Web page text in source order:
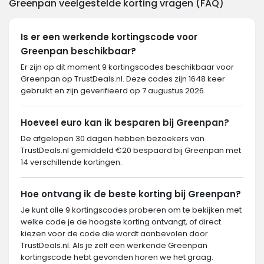
Greenpan veelgestelde korting vragen (FAQ)
Is er een werkende kortingscode voor
Greenpan beschikbaar?
Er zijn op dit moment 9 kortingscodes beschikbaar voor
Greenpan op TrustDeals.nl. Deze codes zijn 1648 keer
gebruikt en zijn geverifieerd op 7 augustus 2026.
Hoeveel euro kan ik besparen bij Greenpan?
De afgelopen 30 dagen hebben bezoekers van
TrustDeals.nl gemiddeld €20 bespaard bij Greenpan met
14 verschillende kortingen.
Hoe ontvang ik de beste korting bij Greenpan?
Je kunt alle 9 kortingscodes proberen om te bekijken met
welke code je de hoogste korting ontvangt, of direct
kiezen voor de code die wordt aanbevolen door
TrustDeals.nl. Als je zelf een werkende Greenpan
kortingscode hebt gevonden horen we het graag.